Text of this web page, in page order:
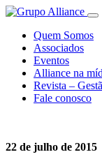
Quem Somos
Associados
Eventos
Alliance na
Revista –
Fale conosco
22 de julho de 2015